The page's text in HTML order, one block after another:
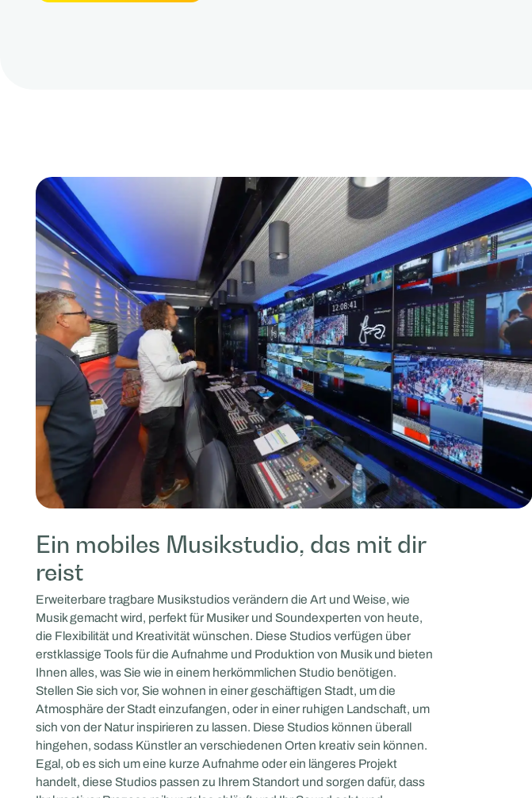
Ein mobiles Musikstudio, das mit dir
reist
Erweiterbare tragbare Musikstudios verändern die Art und Weise, wie
Musik gemacht wird, perfekt für Musiker und Soundexperten von heute,
die Flexibilität und Kreativität wünschen. Diese Studios verfügen über
erstklassige Tools für die Aufnahme und Produktion von Musik und bieten
Ihnen alles, was Sie wie in einem herkömmlichen Studio benötigen.
Stellen Sie sich vor, Sie wohnen in einer geschäftigen Stadt, um die
Atmosphäre der Stadt einzufangen, oder in einer ruhigen Landschaft, um
sich von der Natur inspirieren zu lassen. Diese Studios können überall
hingehen, sodass Künstler an verschiedenen Orten kreativ sein können.
Egal, ob es sich um eine kurze Aufnahme oder ein längeres Projekt
handelt, diese Studios passen zu Ihrem Standort und sorgen dafür, dass